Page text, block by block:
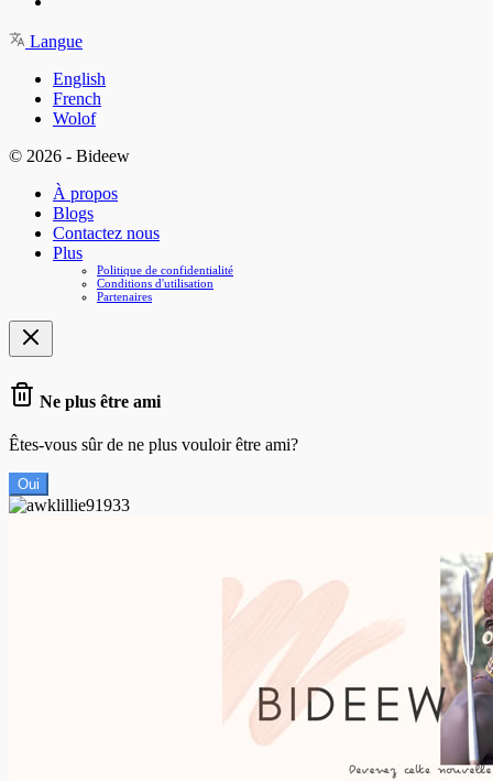
Langue
English
French
Wolof
© 2026 - Bideew
À propos
Blogs
Contactez nous
Plus
Politique de confidentialité
Conditions d'utilisation
Partenaires
Ne plus être ami
Êtes-vous sûr de ne plus vouloir être ami?
Oui